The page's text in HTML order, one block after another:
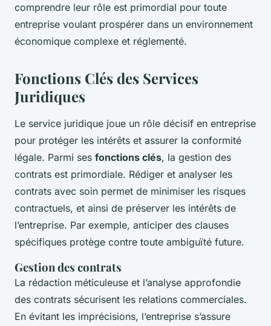
comprendre leur rôle est primordial pour toute
entreprise voulant prospérer dans un environnement
économique complexe et réglementé.
Fonctions Clés des Services
Juridiques
Le service juridique joue un rôle décisif en entreprise
pour protéger les intérêts et assurer la conformité
légale. Parmi ses fonctions clés, la gestion des
contrats est primordiale. Rédiger et analyser les
contrats avec soin permet de minimiser les risques
contractuels, et ainsi de préserver les intérêts de
l’entreprise. Par exemple, anticiper des clauses
spécifiques protège contre toute ambiguïté future.
Gestion des contrats
La rédaction méticuleuse et l’analyse approfondie
des contrats sécurisent les relations commerciales.
En évitant les imprécisions, l’entreprise s’assure